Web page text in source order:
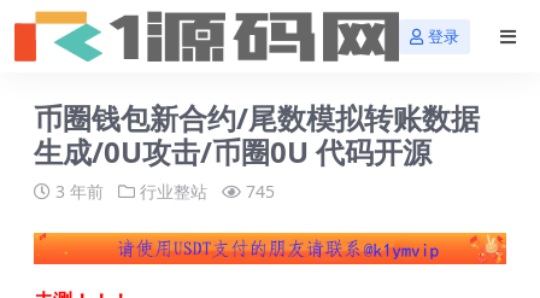
登录
币圈钱包新合约/尾数模拟转账数据
生成/0U攻击/币圈0U 代码开源
3 年前 行业整站 745